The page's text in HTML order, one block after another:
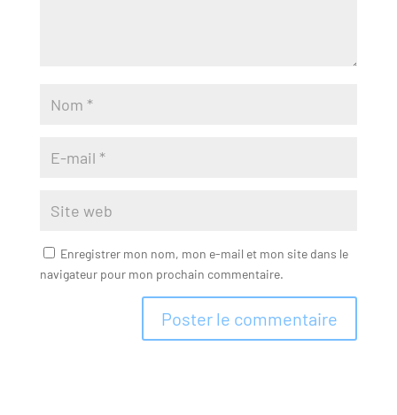
Enregistrer mon nom, mon e-mail et mon site dans le
navigateur pour mon prochain commentaire.